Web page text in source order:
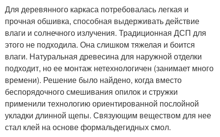
Для деревянного каркаса потребовалась легкая и
прочная обшивка, способная выдерживать действие
влаги и солнечного излучения. Традиционная ДСП для
этого не подходила. Она слишком тяжелая и боится
влаги. Натуральная древесина для наружной отделки
подходит, но ее монтаж нетехнологичен (занимает много
времени). Решение было найдено, когда вместо
беспорядочного смешивания опилок и стружки
применили технологию ориентированной послойной
укладки длинной щепы. Связующим веществом для нее
стал клей на основе формальдегидных смол.